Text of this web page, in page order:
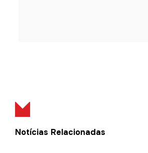
Notícias Relacionadas